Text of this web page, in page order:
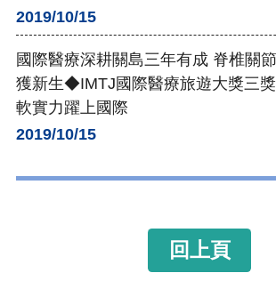
2019/10/15
國際醫療深耕關島三年有成 脊椎關
獲新生◆IMTJ國際醫療旅遊大獎三
軟實力躍上國際
2019/10/15
回上頁